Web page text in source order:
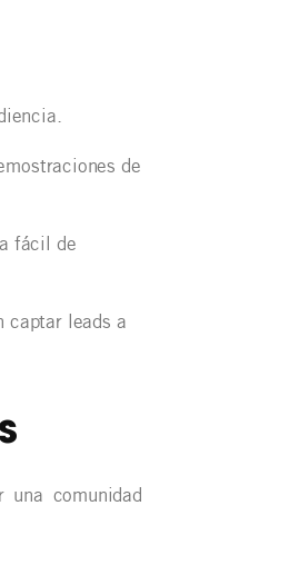
de
fácil de
captar leads a
comunidad